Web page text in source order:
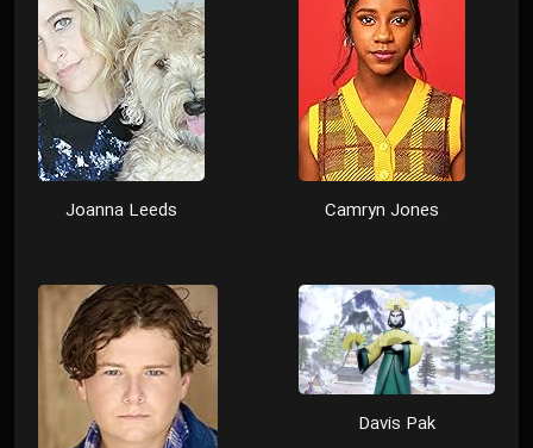
Camryn Jones
Joanna Leeds
Davis Pak